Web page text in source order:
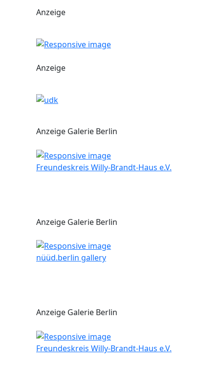
Anzeige
Anzeige
Anzeige Galerie Berlin
Freundeskreis Willy-Brandt-Haus e.V.
Anzeige Galerie Berlin
nüüd.berlin gallery
Anzeige Galerie Berlin
Freundeskreis Willy-Brandt-Haus e.V.